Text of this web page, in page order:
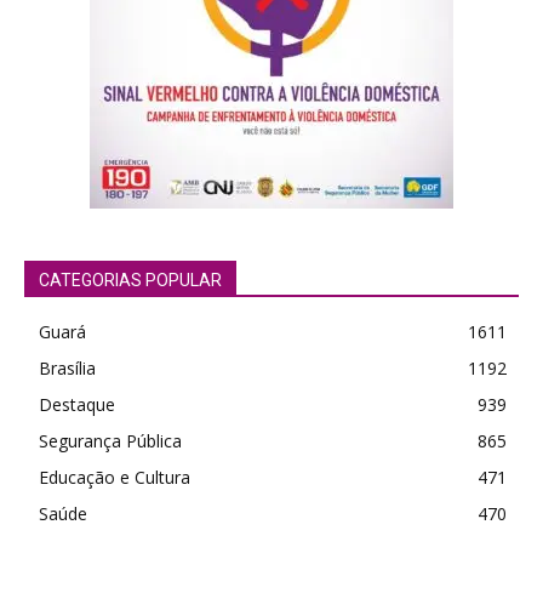
CATEGORIAS POPULAR
Guará
1611
Brasília
1192
Destaque
939
Segurança Pública
865
Educação e Cultura
471
Saúde
470